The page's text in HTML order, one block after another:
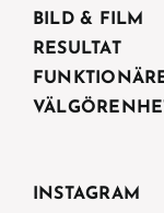
BILD & FILM
RESULTAT
INSTAGRAM